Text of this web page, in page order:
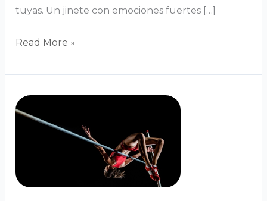
tuyas. Un jinete con emociones fuertes […]
Read More »
Entrenamiento
mental
eliminar